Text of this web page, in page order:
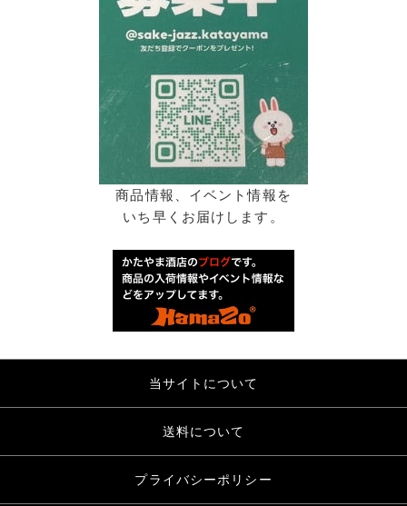
商品情報、イベント情報を
いち早くお届けします。
当サイトについて
送料について
プライバシーポリシー